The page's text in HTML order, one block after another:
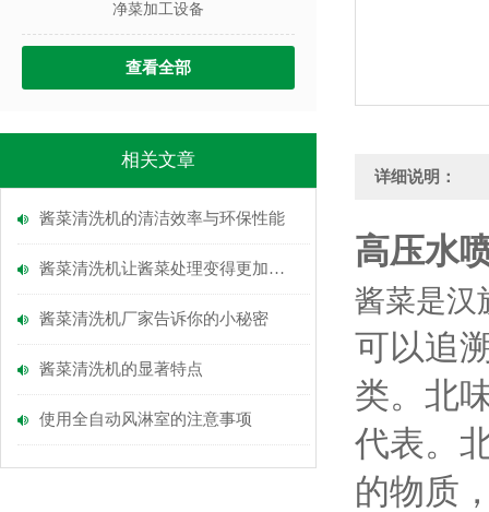
净菜加工设备
查看全部
相关文章
酱菜清洗机的清洁效率与环保性能
酱菜清洗机让酱菜处理变得更加轻松
酱菜清洗机厂家告诉你的小秘密
酱菜清洗机的显著特点
使用全自动风淋室的注意事项
详细说明：
高压水
酱菜是汉
可以追
类。北
代表。
的物质